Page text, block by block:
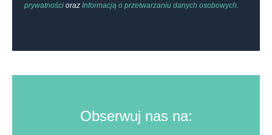
prywatności oraz Informacją o przetwarzaniu danych osobowych.
Obserwuj nas na: